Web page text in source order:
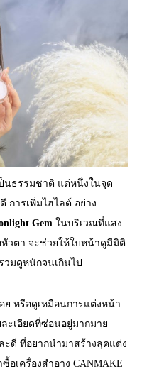
นธรรมชาติ แต่หนึ่งในจุด
ารเพิ่มไฮไลต์ อย่าง
Gem ในบริเวณที่แสง
วตา จะช่วยให้ใบหน้าดูมีมิติ
มดูหนักจนเกินไป
ย หรือดูเหมือนการแต่งหน้า
ะเอียดที่ซ่อนอยู่มากมาย
ะดี ที่อยากนำมาสร้างลุคแต่ง
เครื่องสำอาง CANMAKE